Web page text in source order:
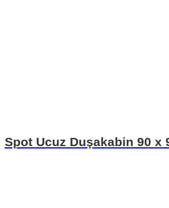
Spot Ucuz Duşakabin 90 x